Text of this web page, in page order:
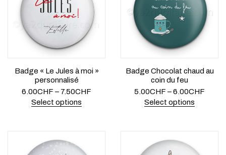
Badge « Le Jules à moi »
personnalisé
6.00CHF – 7.50CHF
Select options
Badge Chocolat chaud au
coin du feu
5.00CHF –6.00CHF
Select options